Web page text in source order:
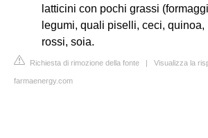
latticini con pochi grassi
legumi, quali piselli, ceci,
rossi, soia.
Richiesta di rimozione della fonte | Visualizza la
farmaenergy.com